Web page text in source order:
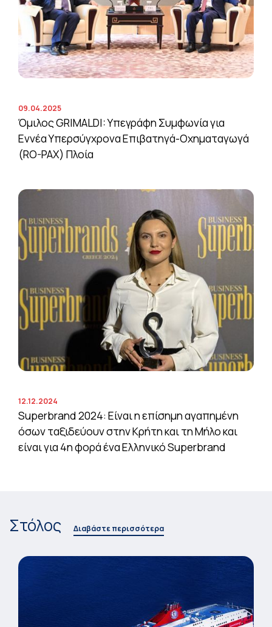
09.04.2025
Όμιλος GRIMALDI: Υπεγράφη Συμφωνία για
Εννέα Υπερσύγχρονα Επιβατηγά-Οχηματαγωγά
(RO-PAX) Πλοία
12.12.2024
Superbrand 2024: Είναι η επίσημη αγαπημένη
όσων ταξιδεύουν στην Κρήτη και τη Μήλο και
είναι για 4η φορά ένα Ελληνικό Superbrand
Στόλος Διαβάστε περισσότερα